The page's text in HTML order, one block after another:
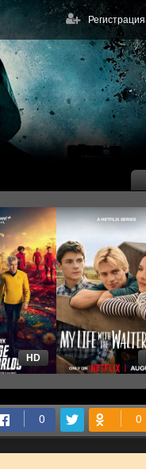
Регистрация
HD